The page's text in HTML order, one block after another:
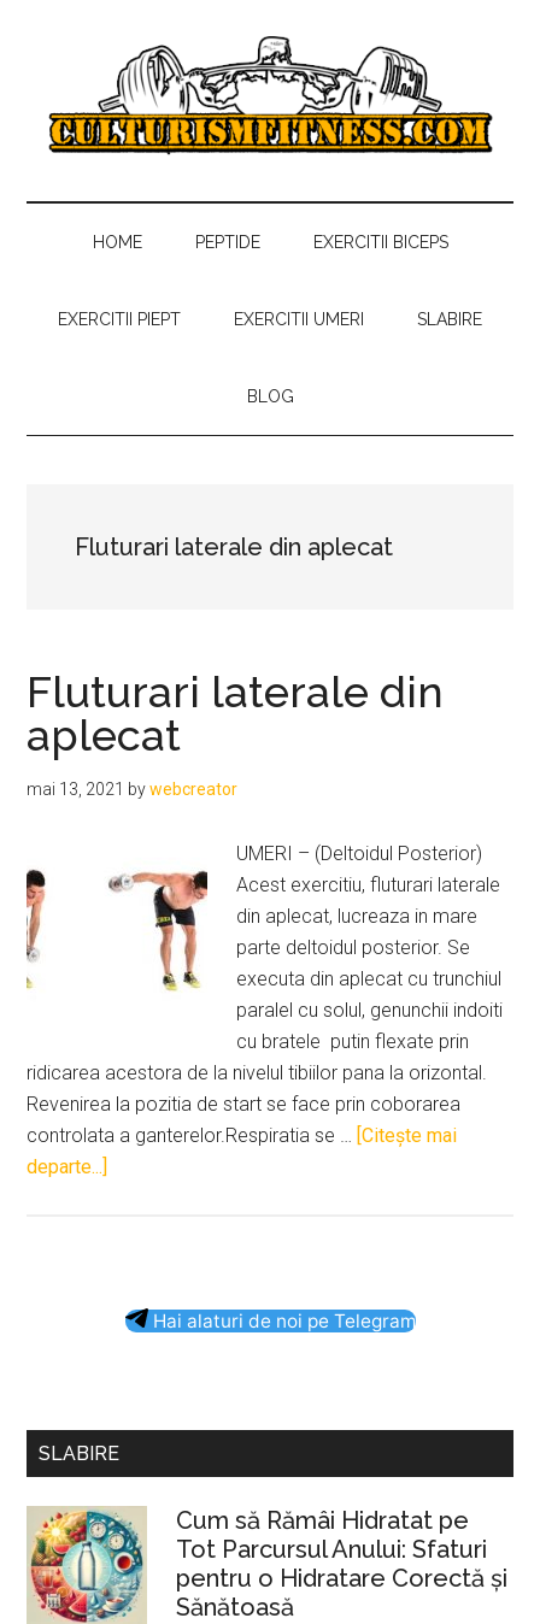
content
sidebar
Culturism
Fitness
alimentar,
fitness
HOME PEPTIDE EXERCITII BICEPS
EXERCITII PIEPT EXERCITII UMERI SLABIRE
BLOG
Fluturari laterale din aplecat
Fluturari laterale din
aplecat
mai 13, 2021 bywebcreator
UMERI – (Deltoidul Posterior)
Acest exercitiu, fluturari laterale
din aplecat, lucreaza in mare
parte deltoidul posterior. Se
executa din aplecat cu trunchiul
paralel cu solul, genunchii indoiti
cu bratele putin flexate prin
ridicarea acestora de la nivelul tibiilor pana la orizontal.
Revenirea la pozitia de start se face prin coborarea
controlata a ganterelor.Respiratia se … [Citeşte mai
departe...]
Hai alaturi de noi pe Telegram
SLABIRE
Cum să Rămâi Hidratat pe
Tot Parcursul Anului: Sfaturi
pentru o Hidratare Corectă și
Sănătoasă